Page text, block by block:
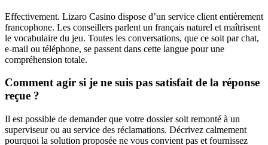
Effectivement. Lizaro Casino dispose d’un service client entièrement
francophone. Les conseillers parlent un français naturel et maîtrisent
le vocabulaire du jeu. Toutes les conversations, que ce soit par chat,
e-mail ou téléphone, se passent dans cette langue pour une
compréhension totale.
Comment agir si je ne suis pas satisfait de la réponse
reçue ?
Il est possible de demander que votre dossier soit remonté à un
superviseur ou au service des réclamations. Décrivez calmement
pourquoi la solution proposée ne vous convient pas et fournissez